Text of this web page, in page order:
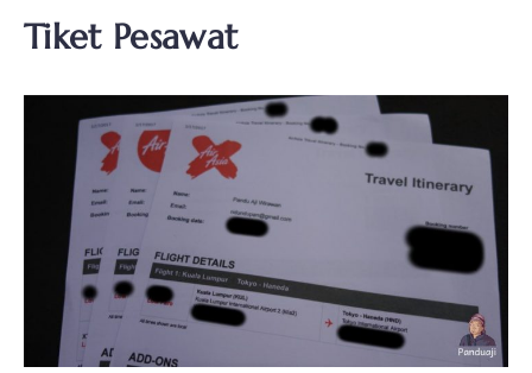
Tiket Pesawat